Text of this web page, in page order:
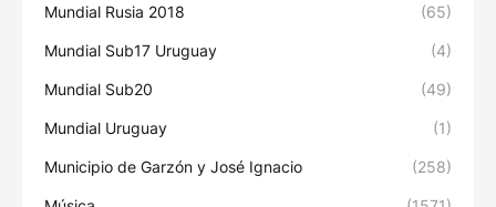
Mundial Rusia 2018 (65)
Mundial Sub17 Uruguay (4)
Mundial Sub20 (49)
Mundial Uruguay (1)
Municipio de Garzón y José Ignacio (258)